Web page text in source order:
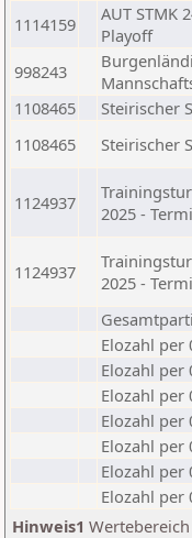
1114159
AUT STMK
Playoff
998243
1108465
Steirischer
1108465
Steirischer
1124937
2025 -
1124937
2025 -
Elozahl per
Elozahl per
Elozahl per
Elozahl per
Elozahl per
Elozahl per
Elozahl per
Hinweis1 Wertebereich